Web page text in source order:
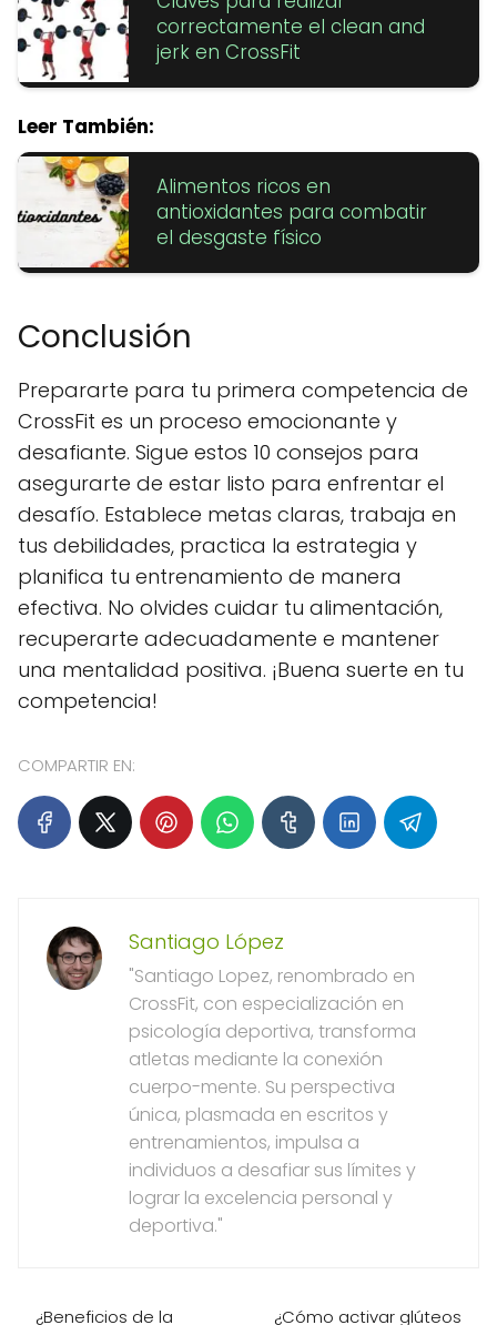
correctamente el clean and
jerk en CrossFit
Leer También:
Alimentos ricos en
antioxidantes para combatir
el desgaste físico
Conclusión
Prepararte para tu primera competencia de
CrossFit es un proceso emocionante y
desafiante. Sigue estos 10 consejos para
asegurarte de estar listo para enfrentar el
desafío. Establece metas claras, trabaja en
tus debilidades, practica la estrategia y
planifica tu entrenamiento de manera
efectiva. No olvides cuidar tu alimentación,
recuperarte adecuadamente e mantener
una mentalidad positiva. ¡Buena suerte en tu
competencia!
COMPARTIR EN:
Santiago López
"Santiago Lopez, renombrado en
CrossFit, con especialización en
psicología deportiva, transforma
atletas mediante la conexión
cuerpo-mente. Su perspectiva
única, plasmada en escritos y
entrenamientos, impulsa a
individuos a desafiar sus límites y
lograr la excelencia personal y
deportiva."
¿Beneficios de la
¿Cómo activar glúteos